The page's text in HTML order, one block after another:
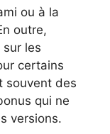
ou à la
outre,
sur les
certains
souvent des
qui ne
versions.